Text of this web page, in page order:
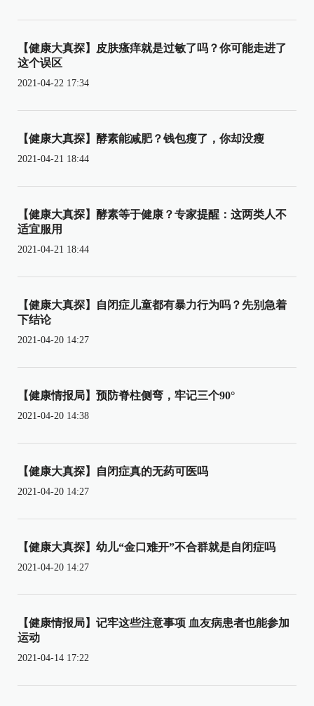
【健康大真探】皮肤瘙痒就是过敏了吗？你可能走进了
这个误区
2021-04-22 17:34
【健康大真探】酵素能减肥？钱包瘦了，你却没瘦
2021-04-21 18:44
【健康大真探】酵素等于健康？专家提醒：这两类人不
适宜服用
2021-04-21 18:44
【健康大真探】自闭症儿童都有暴力行为吗？先别急着
下结论
2021-04-20 14:27
【健康情报局】预防脊柱侧弯，牢记三个90°
2021-04-20 14:38
【健康大真探】自闭症真的无药可医吗
2021-04-20 14:27
【健康大真探】幼儿“金口难开”不合群就是自闭症吗
2021-04-20 14:27
【健康情报局】记牢这些注意事项 血友病患者也能参加
运动
2021-04-14 17:22